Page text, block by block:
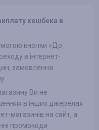
кешбека в
кнопки «До
в інтернет-
замовлення
Ви не
в інших джерелах
магазинів на сайт, а
промокоди